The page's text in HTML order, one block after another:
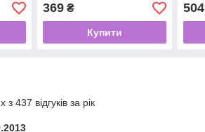
369₴
Купити
504
437 відгуків за рік